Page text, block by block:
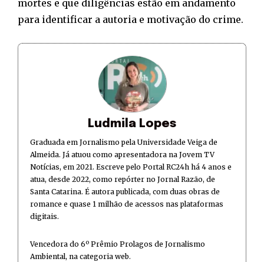
mortes e que diligências estão em andamento
para identificar a autoria e motivação do crime.
Ludmila Lopes
Graduada em Jornalismo pela Universidade Veiga de
Almeida. Já atuou como apresentadora na Jovem TV
Notícias, em 2021. Escreve pelo Portal RC24h há 4 anos e
atua, desde 2022, como repórter no Jornal Razão, de
Santa Catarina. É autora publicada, com duas obras de
romance e quase 1 milhão de acessos nas plataformas
digitais.
Vencedora do 6º Prêmio Prolagos de Jornalismo
Ambiental, na categoria web.